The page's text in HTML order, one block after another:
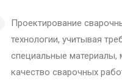
Проектирование
технологии, учитывая
специальные материалы,
качество сварочных